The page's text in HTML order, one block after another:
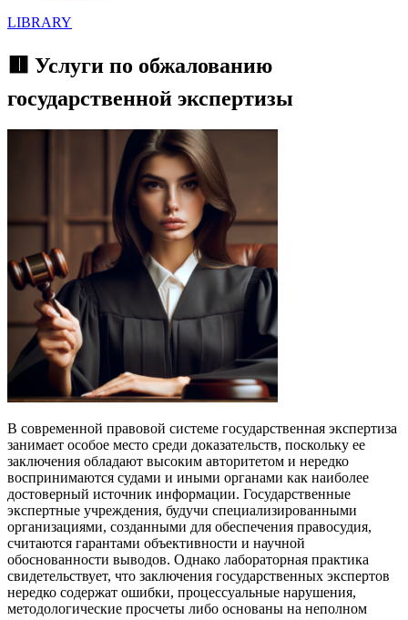
LIBRARY
🟥 Услуги по обжалованию
государственной экспертизы
В современной правовой системе государственная экспертиза
занимает особое место среди доказательств, поскольку ее
заключения обладают высоким авторитетом и нередко
воспринимаются судами и иными органами как наиболее
достоверный источник информации. Государственные
экспертные учреждения, будучи специализированными
организациями, созданными для обеспечения правосудия,
считаются гарантами объективности и научной
обоснованности выводов. Однако лабораторная практика
свидетельствует, что заключения государственных экспертов
нередко содержат ошибки, процессуальные нарушения,
методологические просчеты либо основаны на неполном